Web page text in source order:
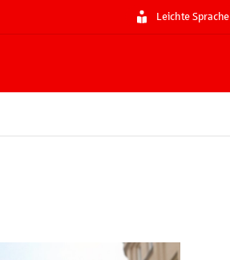
Leichte Sprache